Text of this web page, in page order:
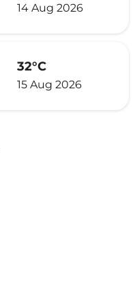
14 Aug 2026
32°C
15 Aug 2026